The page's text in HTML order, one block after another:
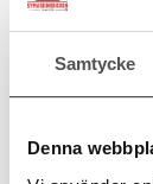
Samtycke
Denna
Cose